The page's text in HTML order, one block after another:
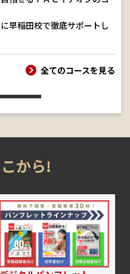
早稲田校で徹底サポートし
全てのコースを見る
から!